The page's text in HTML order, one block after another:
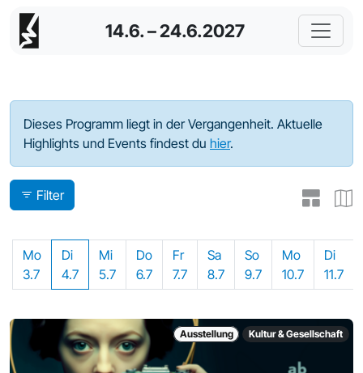
14.6. – 24.6.2027
Programm - 2023
Dieses Programm liegt in der Vergangenheit. Aktuelle
Highlights und Events findest du hier.
Filter
Mo
3.7
Di
4.7
Mi
5.7
Do
6.7
Fr
7.7
Sa
8.7
So
9.7
Mo
10.7
Di
11.7
Ausstellung Kultur & Gesellschaft